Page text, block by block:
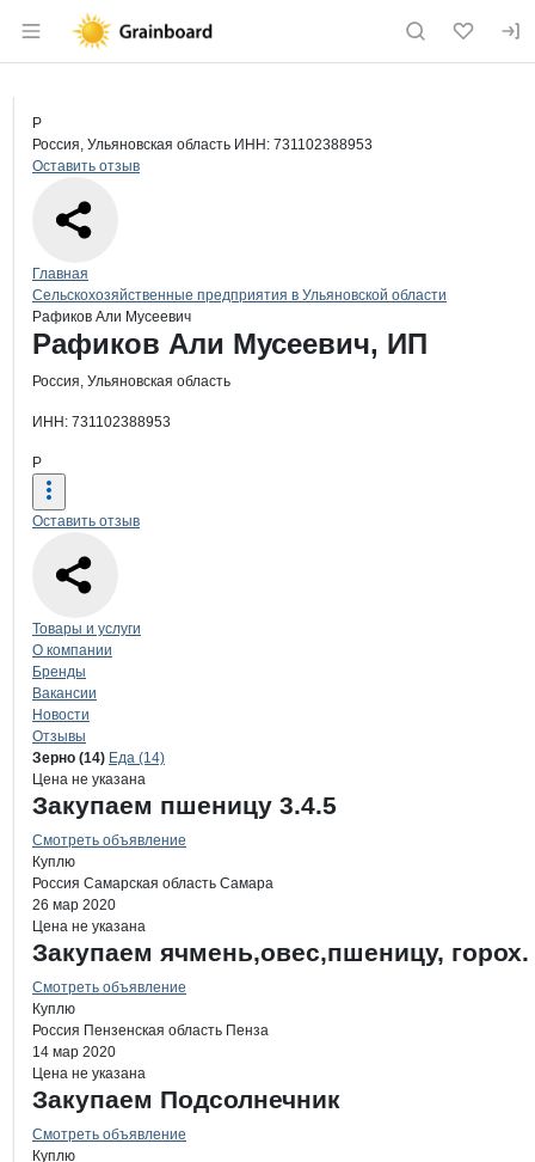
Раздел навигации по сайту
Страница компании
Страница компании
Краткая информация о компании
Р
Россия, Ульяновская область ИНН: 731102388953
Оставить отзыв
Навигация по сайту
Главная
Сельскохозяйственные предприятия в Ульяновской области
Рафиков Али Мусеевич
Основная информация о компании
Рафиков Али Мусеевич, ИП
Россия, Ульяновская область
ИНН: 731102388953
Р
Оставить отзыв
Навигация по странице
Товары и услуги
О компании
Бренды
Вакансии
Новости
Отзывы
Продукция
Навигация по продуктам
Зерно (14) Еда (14)
Цена не указана
Закупаем пшеницу 3.4.5
Смотреть объявление
Куплю
Россия Самарская область Самара
26 мар 2020
Цена не указана
Закупаем ячмень,овес,пшеницу, горох.
Смотреть объявление
Куплю
Россия Пензенская область Пенза
14 мар 2020
Цена не указана
Закупаем Подсолнечник
Смотреть объявление
Куплю